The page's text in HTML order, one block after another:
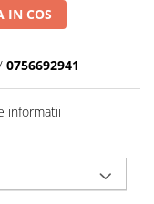
IN COS
0756692941
informatii